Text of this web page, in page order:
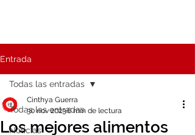
Entrada
Todas las entradas
Noticias
Todas las entradas
Los mejores alimentos
Cinthya Guerra
30 nov 20236 min de lectura